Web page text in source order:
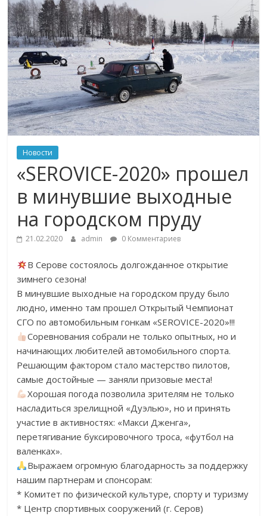
Новости
«SEROVICE-2020» прошел
в минувшие выходные
на городском пруду
21.02.2020 admin 0 Комментариев
В Серове состоялось долгожданное открытие
зимнего сезона!
В минувшие выходные на городском пруду было
людно, именно там прошел Открытый Чемпионат
СГО по автомобильным гонкам «SEROVICE-2020»!!!
Соревнования собрали не только опытных, но и
начинающих любителей автомобильного спорта.
Решающим фактором стало мастерство пилотов,
самые достойные — заняли призовые места!
Хорошая погода позволила зрителям не только
насладиться зрелищной «Дуэлью», но и принять
участие в активностях: «Макси Дженга»,
перетягивание буксировочного троса, «футбол на
валенках».
Выражаем огромную благодарность за поддержку
нашим партнерам и спонсорам:
* Комитет по физической культуре, спорту и туризму
* Центр спортивных сооружений (г. Серов)